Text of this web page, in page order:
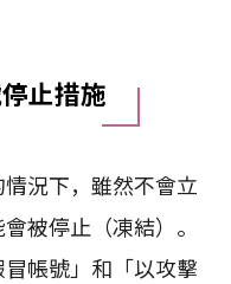
止措施
況下，雖然不會立
被停止（凍結）。
帳號」和「以攻擊